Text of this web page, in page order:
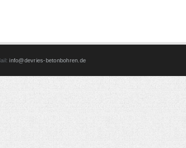
info@devries-betonbohren.de